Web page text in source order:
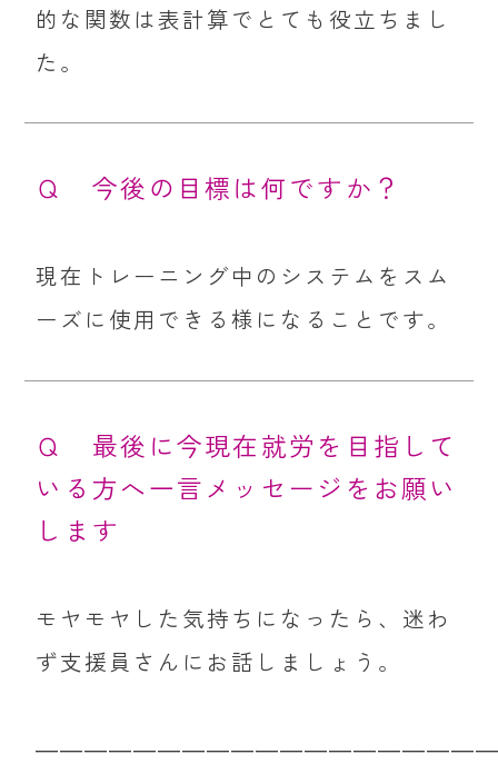
的な関数は表計算でとても役立ちまし
た。
Ｑ 今後の目標は何ですか？
現在トレーニング中のシステムをスム
ーズに使用できる様になることです。
Ｑ 最後に今現在就労を目指して
いる方へ一言メッセージをお願い
します
モヤモヤした気持ちになったら、迷わ
ず支援員さんにお話しましょう。